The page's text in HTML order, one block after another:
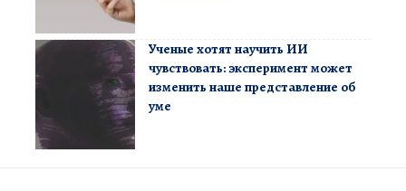
Ученые хотят научить ИИ
чувствовать: эксперимент может
изменить наше представление об
уме